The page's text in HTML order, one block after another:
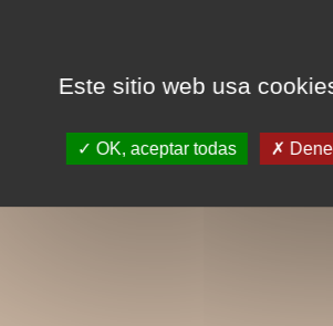
Este sitio web usa
OK, aceptar todas